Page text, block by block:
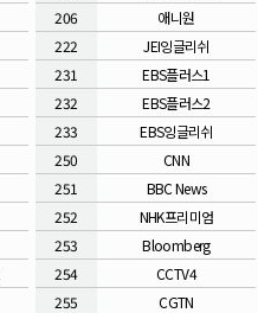
206
애니원
222
JEI잉글리쉬
231
EBS플러스1
232
EBS플러스2
233
EBS잉글리쉬
250
CNN
251
BBC News
252
NHK프리미엄
253
Bloomberg
254
CCTV4
255
CGTN